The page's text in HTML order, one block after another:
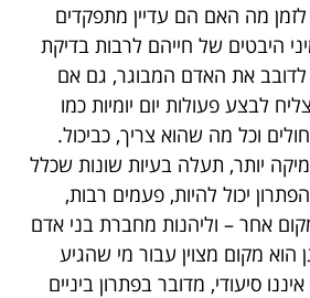
מה האם הם עדיין מתפקדים
היבטים של חייהם לרבות בדיקת
את האדם המבוגר, גם אם
לבצע פעולות יום יומיות כמו
וכל מה שהוא צריך, כביכול.
יותר, תעלה בעיות שונות שכלל
יכול להיות, פעמים רבות,
אחר – וליהנות מחברת בני אדם
הוא מקום מצוין עבור מי שהגיע
סיעודי, מדובר בפתרון ביניים